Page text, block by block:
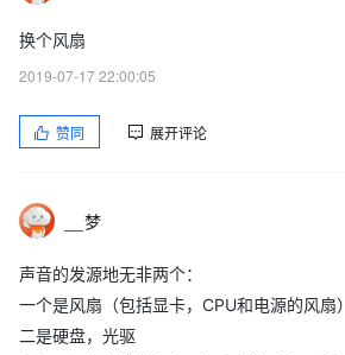
换个风扇
2019-07-17 22:00:05
赞同 展开评论
__梦
声音的发源地无非两个：
一个是风扇（包括显卡，CPU和电源的风扇）
二是硬盘，光驱